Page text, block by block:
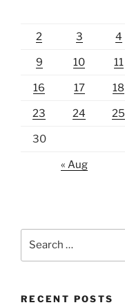
2 3 4
9 10 11
16 17 18
23 24 25
30
« Aug
RECENT POSTS